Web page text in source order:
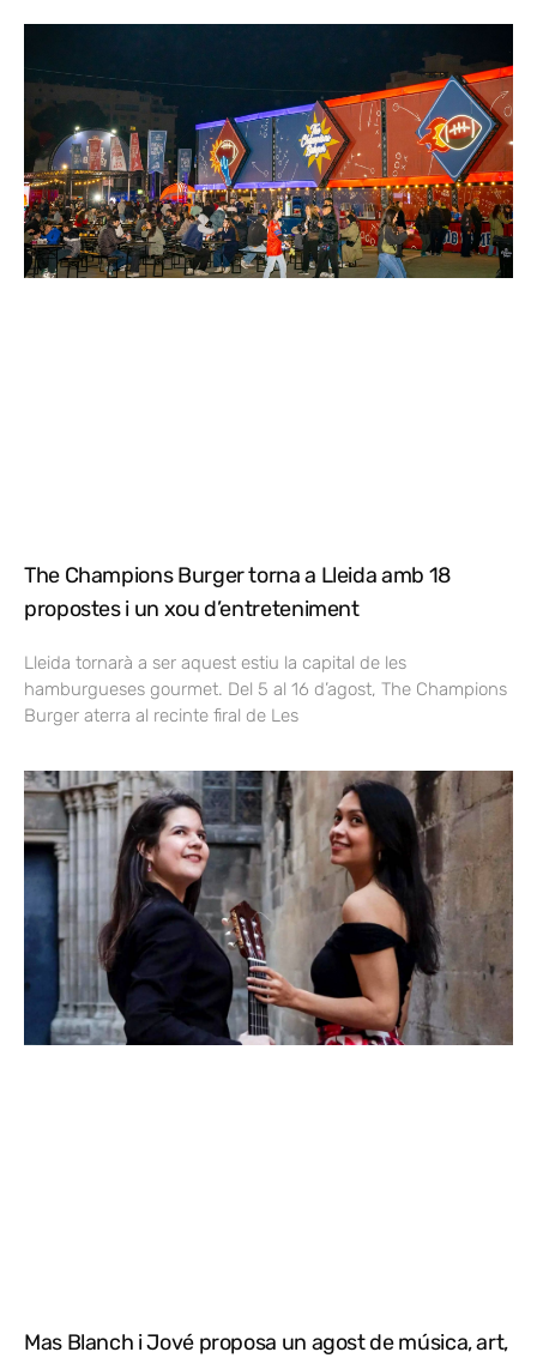
The Champions Burger torna a Lleida amb 18
propostes i un xou d’entreteniment
Lleida tornarà a ser aquest estiu la capital de les
hamburgueses gourmet. Del 5 al 16 d’agost, The Champions
Burger aterra al recinte firal de Les
Mas Blanch i Jové proposa un agost de música, art,